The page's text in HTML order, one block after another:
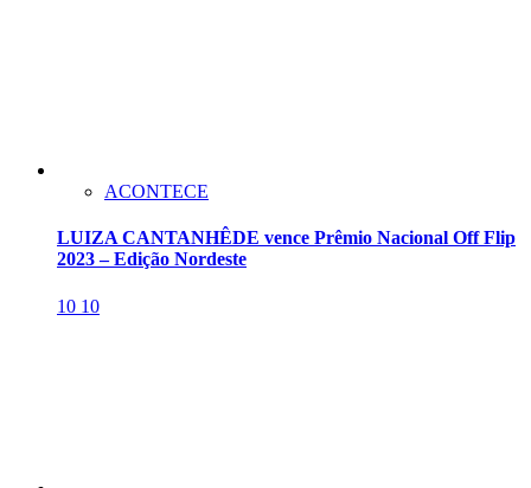
ACONTECE
LUIZA CANTANHÊDE vence Prêmio Nacional Off Flip
2023 – Edição Nordeste
10 10